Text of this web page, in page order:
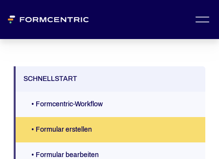
SCHNELLSTART
• Formcentric-Workflow
• Formular erstellen
• Formular bearbeiten